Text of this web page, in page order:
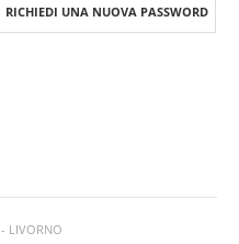
RICHIEDI UNA NUOVA PASSWORD
- LIVORNO